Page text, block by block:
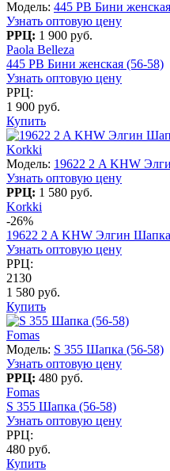
Модель: 445 PB Бини
Узнать оптовую цену
РРЦ: 1 900 руб.
Paola Belleza
445 PB Бини женская (56-58)
Узнать оптовую цену
РРЦ:
1 900 руб.
Купить
Korkki
Модель: 19622 2 A KHW
Узнать оптовую цену
РРЦ: 1 580 руб.
Korkki
-26%
19622 2 A KHW Элгин
Узнать оптовую цену
РРЦ:
2130
1 580 руб.
Купить
Fomas
Модель: S 355 Шапка (56-58)
Узнать оптовую цену
РРЦ: 480 руб.
Fomas
S 355 Шапка (56-58)
Узнать оптовую цену
РРЦ:
480 руб.
Купить